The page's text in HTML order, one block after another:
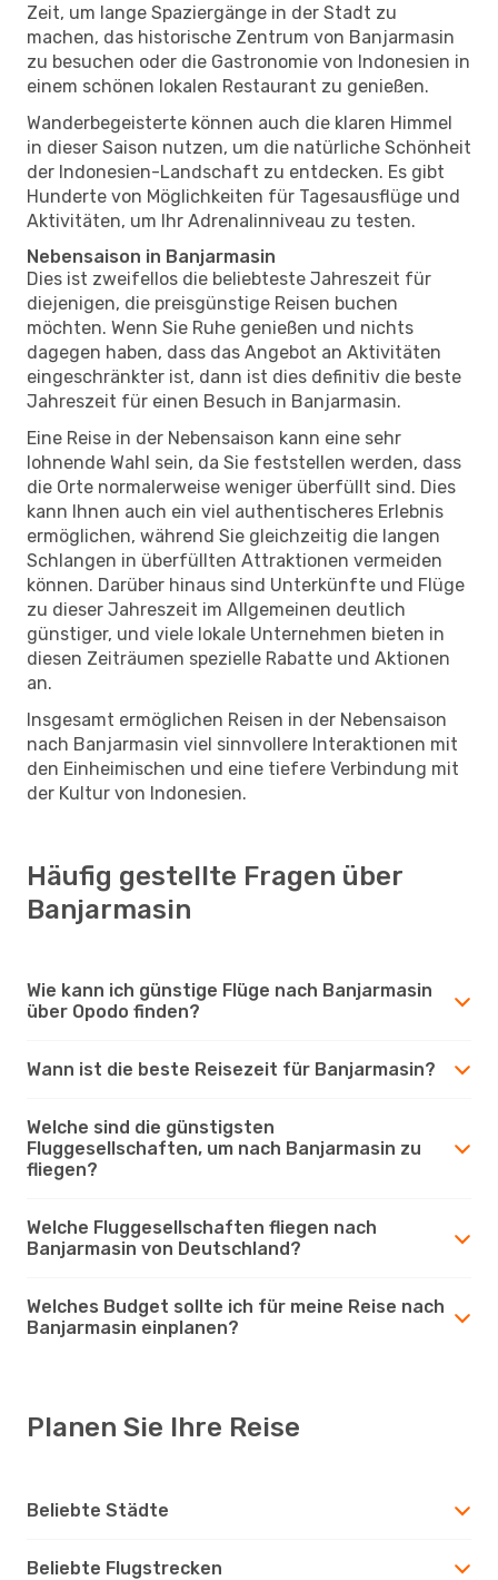
Zeit, um lange Spaziergänge in der Stadt zu
machen, das historische Zentrum von Banjarmasin
zu besuchen oder die Gastronomie von Indonesien in
einem schönen lokalen Restaurant zu genießen.
Wanderbegeisterte können auch die klaren Himmel
in dieser Saison nutzen, um die natürliche Schönheit
der Indonesien-Landschaft zu entdecken. Es gibt
Hunderte von Möglichkeiten für Tagesausflüge und
Aktivitäten, um Ihr Adrenalinniveau zu testen.
Nebensaison in Banjarmasin
Dies ist zweifellos die beliebteste Jahreszeit für
diejenigen, die preisgünstige Reisen buchen
möchten. Wenn Sie Ruhe genießen und nichts
dagegen haben, dass das Angebot an Aktivitäten
eingeschränkter ist, dann ist dies definitiv die beste
Jahreszeit für einen Besuch in Banjarmasin.
Eine Reise in der Nebensaison kann eine sehr
lohnende Wahl sein, da Sie feststellen werden, dass
die Orte normalerweise weniger überfüllt sind. Dies
kann Ihnen auch ein viel authentischeres Erlebnis
ermöglichen, während Sie gleichzeitig die langen
Schlangen in überfüllten Attraktionen vermeiden
können. Darüber hinaus sind Unterkünfte und Flüge
zu dieser Jahreszeit im Allgemeinen deutlich
günstiger, und viele lokale Unternehmen bieten in
diesen Zeiträumen spezielle Rabatte und Aktionen
an.
Insgesamt ermöglichen Reisen in der Nebensaison
nach Banjarmasin viel sinnvollere Interaktionen mit
den Einheimischen und eine tiefere Verbindung mit
der Kultur von Indonesien.
Häufig gestellte Fragen über
Banjarmasin
Wie kann ich günstige Flüge nach Banjarmasin
über Opodo finden?
Wann ist die beste Reisezeit für Banjarmasin?
Welche sind die günstigsten
Fluggesellschaften, um nach Banjarmasin zu
fliegen?
Welche Fluggesellschaften fliegen nach
Banjarmasin von Deutschland?
Welches Budget sollte ich für meine Reise nach
Banjarmasin einplanen?
Planen Sie Ihre Reise
Beliebte Städte
Beliebte Flugstrecken